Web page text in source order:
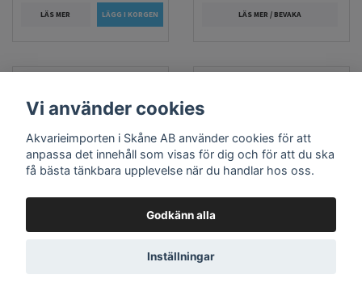
LÄS MER LÄS MER / BEVAKA
Syresten avlång - 15
Syresten avlång - 10
Vi använder cookies
Akvarieimporten i Skåne AB använder cookies för att
anpassa det innehåll som visas för dig och för att du ska
få bästa tänkbara upplevelse när du handlar hos oss.
Godkänn alla
Inställningar